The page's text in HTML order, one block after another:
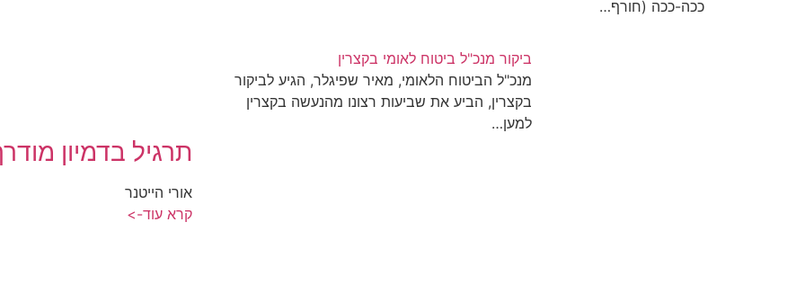
ככה-ככה (חורף…
ביקור מנכ"ל ביטוח לאומי בקצרין
מנכ"ל הביטוח הלאומי, מאיר שפיגלר, הגיע לביקור
בקצרין, הביע את שביעות רצונו מהנעשה בקצרין
למען…
תרגיל בדמיון
אורי הייטנר
קרא עוד->